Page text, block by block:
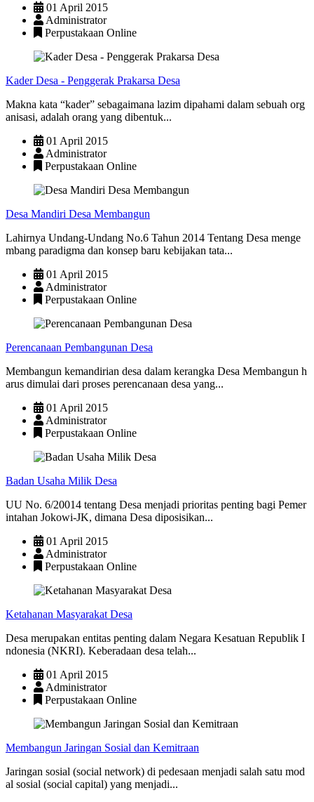
01 April 2015
Administrator
Perpustakaan Online
Kader Desa - Penggerak Prakarsa Desa
Makna kata “kader” sebagaimana lazim dipahami dalam sebuah org
anisasi, adalah orang yang dibentuk...
01 April 2015
Administrator
Perpustakaan Online
Desa Mandiri Desa Membangun
Lahirnya Undang-Undang No.6 Tahun 2014 Tentang Desa menge
mbang paradigma dan konsep baru kebijakan tata...
01 April 2015
Administrator
Perpustakaan Online
Perencanaan Pembangunan Desa
Membangun kemandirian desa dalam kerangka Desa Membangun h
arus dimulai dari proses perencanaan desa yang...
01 April 2015
Administrator
Perpustakaan Online
Badan Usaha Milik Desa
UU No. 6/20014 tentang Desa menjadi prioritas penting bagi Pemer
intahan Jokowi-JK, dimana Desa diposisikan...
01 April 2015
Administrator
Perpustakaan Online
Ketahanan Masyarakat Desa
Desa merupakan entitas penting dalam Negara Kesatuan Republik I
ndonesia (NKRI). Keberadaan desa telah...
01 April 2015
Administrator
Perpustakaan Online
Membangun Jaringan Sosial dan Kemitraan
Jaringan sosial (social network) di pedesaan menjadi salah satu mod
al sosial (social capital) yang menjadi...